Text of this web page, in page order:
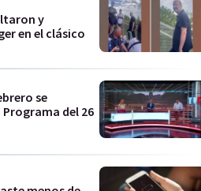
y
en el clásico
se
del 26